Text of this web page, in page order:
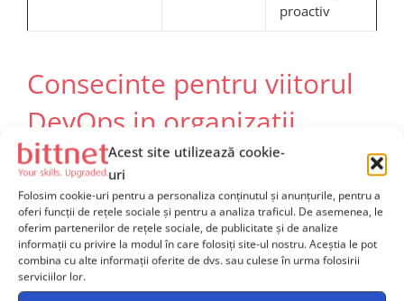
Acest site utilizează cookie-
uri
Folosim cookie-uri pentru a personaliza conținutul și anunțurile, pentru a
oferi funcții de rețele sociale și pentru a analiza traficul. De asemenea, le
oferim partenerilor de rețele sociale, de publicitate și de analize
informații cu privire la modul în care folosiți site-ul nostru. Aceștia le pot
combina cu alte informații oferite de dvs. sau culese în urma folosirii
serviciilor lor.
proactiv
Consecinte pentru viitorul
DevOps in organizatii
enterprise
Prin capacitatea sa de a modela intentii si a traduce
strategiile de afaceri in cod executabil, Devstral 2
aliniaza completechipele tehnice cu cele de decizie.
Aceasta armonizare este tot mai esentiala in economia